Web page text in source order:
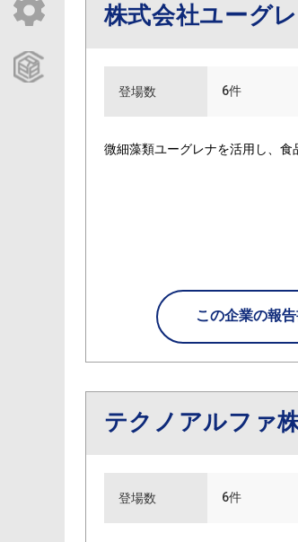
ご利用ガイド
株式会社ユーグ
登場数 6件
微細藻類ユーグレナを活用し、
この企業の報
テクノアルファ
登場数 6件